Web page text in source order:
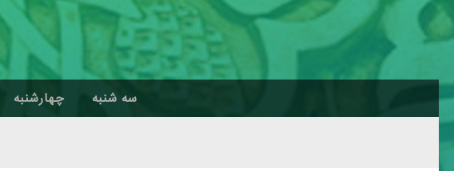
سه شنبه چهارشنبه